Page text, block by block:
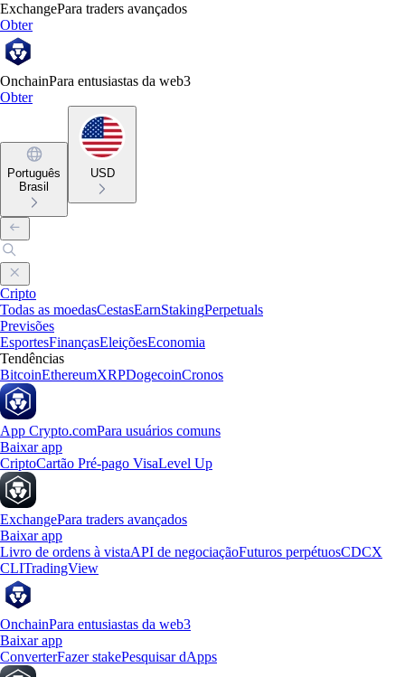
ExchangePara traders avançados
Obter
OnchainPara entusiastas da web3
Obter
Português
Brasil
USD
Cripto
Todas as moedasCestasEarnStakingPerpetuals
Previsões
EsportesFinançasEleiçõesEconomia
Tendências
BitcoinEthereumXRPDogecoinCronos
App Crypto.comPara usuários comuns
Baixar app
CriptoCartão Pré-pago VisaLevel Up
ExchangePara traders avançados
Baixar app
Livro de ordens à vistaAPI de negociaçãoFuturos perpétuosCDCX
CLITradingView
OnchainPara entusiastas da web3
Baixar app
ConverterFazer stakePesquisar dApps